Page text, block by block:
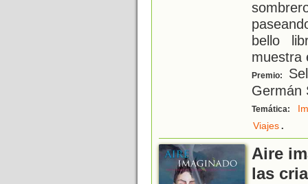
bello
muestra
Premio:
Germán
Temática:
Viajes.
Aire
las